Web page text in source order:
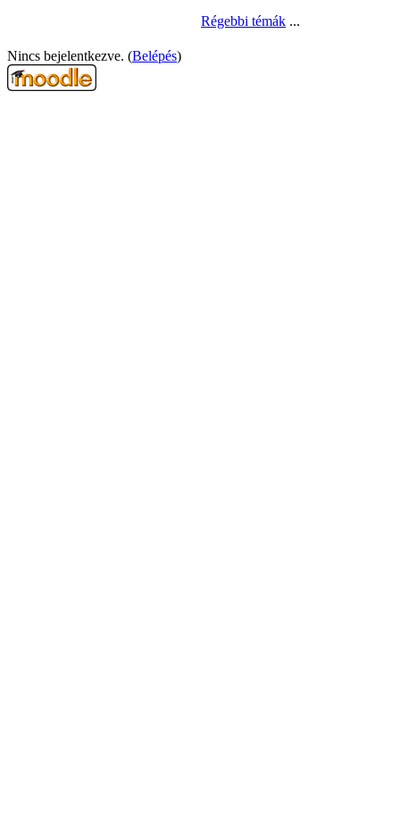
Régebbi témák ...
Nincs bejelentkezve. (Belépés)